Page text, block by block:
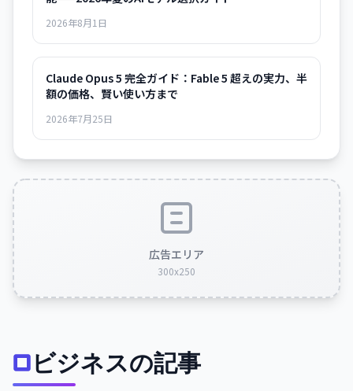
2026年8月1日
Claude Opus 5 完全ガイド：Fable 5 超えの実力、半
額の価格、賢い使い方まで
2026年7月25日
広告エリア
300x250
ビジネスの記事